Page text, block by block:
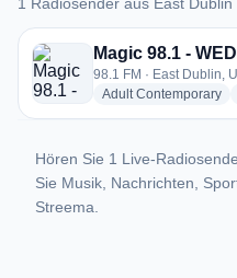
1 Radiosender aus East
Magic 98.1 -
98.1 FM · East Dublin,
Adult Contemporary
Hören Sie 1 Live-
Sie Musik, Nachrichten,
Streema.